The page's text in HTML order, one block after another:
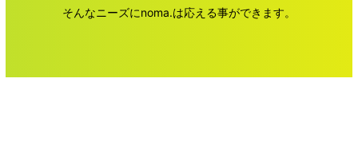
そんなニーズにnoma.は応える事ができます。